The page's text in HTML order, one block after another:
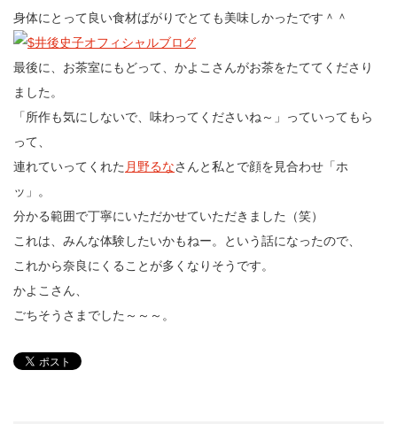
身体にとって良い食材ばがりでとても美味しかったです＾＾
最後に、お茶室にもどって、かよこさんがお茶をたててくださり
ました。
「所作も気にしないで、味わってくださいね～」っていってもら
って、
連れていってくれた 月野るなさんと私とで顔を見合わせ「ホ
ッ」。
分かる範囲で丁寧にいただかせていただきました（笑）
これは、みんな体験したいかもねー。という話になったので、
これから奈良にくることが多くなりそうです。
かよこさん、
ごちそうさまでした～～～。